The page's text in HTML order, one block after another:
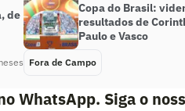
de
Copa do Brasil:
resultados de
Paulo e Vasco
Fora de Campo
WhatsApp. Siga o